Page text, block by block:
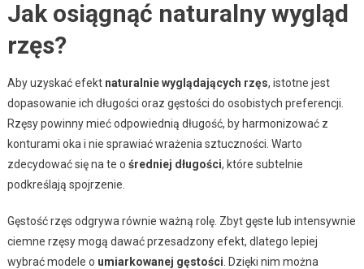
Jak osiągnąć naturalny wygląd
rzęs?
Aby uzyskać efekt naturalnie wyglądających rzęs, istotne jest
dopasowanie ich długości oraz gęstości do osobistych preferencji.
Rzęsy powinny mieć odpowiednią długość, by harmonizować z
konturami oka i nie sprawiać wrażenia sztuczności. Warto
zdecydować się na te o średniej długości, które subtelnie
podkreślają spojrzenie.
Gęstość rzęs odgrywa równie ważną rolę. Zbyt gęste lub intensywnie
ciemne rzęsy mogą dawać przesadzony efekt, dlatego lepiej
wybrać modele o umiarkowanej gęstości . Dzięki nim można